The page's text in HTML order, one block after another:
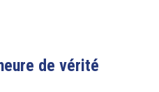
de vérité